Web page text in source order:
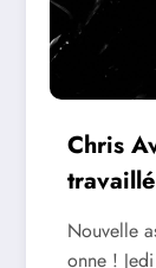
Chris
Nouvelle
onne !